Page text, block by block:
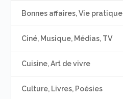
Bonnes affaires, Vie pratique
Ciné, Musique, Médias, TV
Cuisine, Art de vivre
Culture, Livres, Poésies